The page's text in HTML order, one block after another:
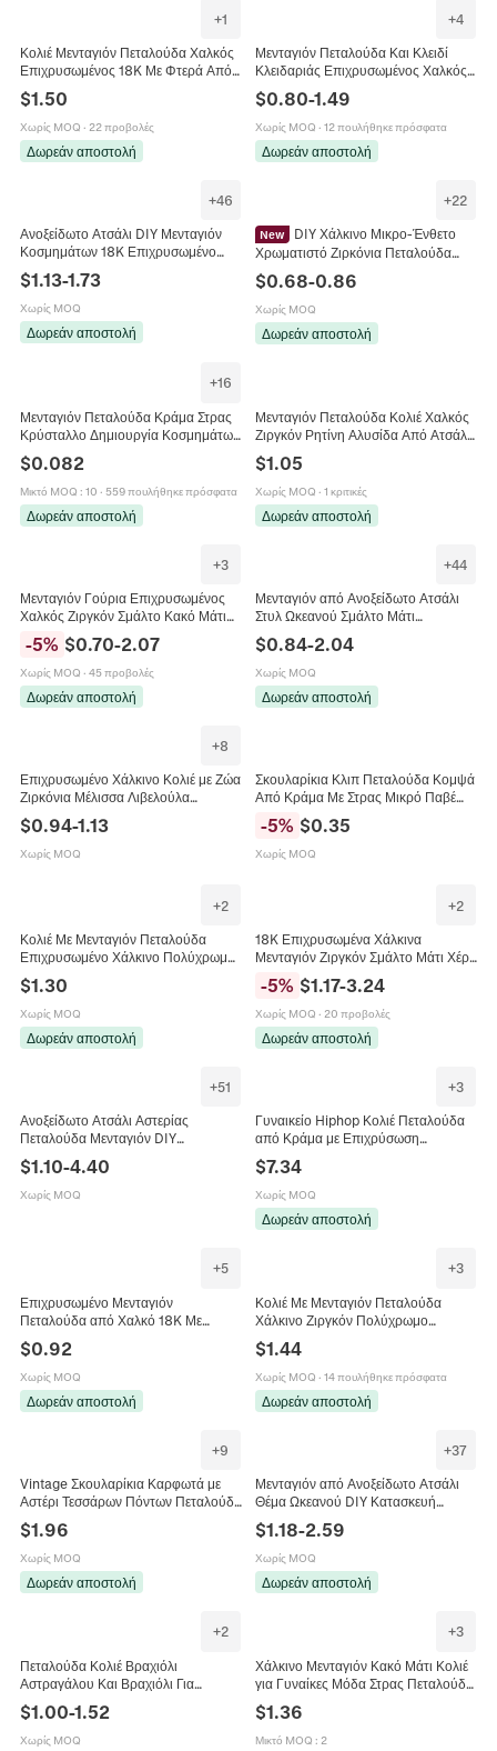
+1
Κολιέ Μενταγιόν Πεταλούδα Χαλκός
Επιχρυσωμένος 18K Με Φτερά Από
Ιριδίζουσα Ρητίνη Και Ζιργκόν
Κομψά Κοσμήματα Γυναίκες
$1.50
Χωρίς MOQ · 22 προβολές
Δωρεάν αποστολή
+4
Μενταγιόν Πεταλούδα Και Κλειδί
Κλειδαριάς Επιχρυσωμένος Χαλκός
18K Πολύχρωμο Ζιργκόν Σμάλτο DIY
Κοσμήματα
$0.80-1.49
Χωρίς MOQ · 12 πουλήθηκε πρόσφατα
Δωρεάν αποστολή
+46
Ανοξείδωτο Ατσάλι DIY Μενταγιόν
Κοσμημάτων 18K Επιχρυσωμένο
Καρδιά Σταυρός Λουλούδι
Πεταλούδα Κοχύλι Charms Γυναίκες
$1.13-1.73
Χωρίς MOQ
Δωρεάν αποστολή
+22
New
DIY Χάλκινο Μικρο-Ένθετο
Χρωματιστό Ζιρκόνια Πεταλούδα
Αστέρι Καρδιά Μενταγιόν Κοσμήματα
Αξεσουάρ για Γυναίκες
$0.68-0.86
Χωρίς MOQ
Δωρεάν αποστολή
+16
Μενταγιόν Πεταλούδα Κράμα Στρας
Κρύσταλλο Δημιουργία Κοσμημάτων
Πολύχρωμα Λαμπερά
$0.082
Μικτό MOQ : 10 · 559 πουλήθηκε πρόσφατα
Δωρεάν αποστολή
Μενταγιόν Πεταλούδα Κολιέ Χαλκός
Ζιργκόν Ρητίνη Αλυσίδα Από Ατσάλι
Για Γυναίκες
$1.05
Χωρίς MOQ · 1 κριτικές
Δωρεάν αποστολή
+3
Μενταγιόν Γούρια Επιχρυσωμένος
Χαλκός Ζιργκόν Σμάλτο Κακό Μάτι
Χέρι Φάτιμα Καρδιά Πεταλούδα Για
Κατασκευή Κοσμημάτων DIY
-5% $0.70-2.07
Χωρίς MOQ · 45 προβολές
Δωρεάν αποστολή
+44
Μενταγιόν από Ανοξείδωτο Ατσάλι
Στυλ Ωκεανού Σμάλτο Μάτι
Πεταλούδα Καρδιά Charm για
Αξεσουάρ Κατασκευής Κοσμημάτων
DIY Δώρο
$0.84-2.04
Χωρίς MOQ
Δωρεάν αποστολή
+8
Επιχρυσωμένο Χάλκινο Κολιέ με Ζώα
Ζιρκόνια Μέλισσα Λιβελούλα
Κολιμπρί Πεταλούδα Charm Κολιέ
Για Γυναίκες
$0.94-1.13
Χωρίς MOQ
Σκουλαρίκια Κλιπ Πεταλούδα Κομψά
Από Κράμα Με Στρας Μικρό Παβέ
Κορεάτικο Στυλ Για Γυναίκες
-5% $0.35
Χωρίς MOQ
+2
Κολιέ Με Μενταγιόν Πεταλούδα
Επιχρυσωμένο Χάλκινο Πολύχρωμο
Ζιργκόν Κομψό Μόδα Κοσμήματα
Για Γυναίκες
$1.30
Χωρίς MOQ
Δωρεάν αποστολή
+2
18K Επιχρυσωμένα Χάλκινα
Μενταγιόν Ζιργκόν Σμάλτο Μάτι Χέρι
Χάμσα Σταυρός Πεταλούδα Για
Κατασκευή Κοσμημάτων DIY
-5% $1.17-3.24
Χωρίς MOQ · 20 προβολές
Δωρεάν αποστολή
+51
Ανοξείδωτο Ατσάλι Αστερίας
Πεταλούδα Μενταγιόν DIY
Κατασκευή Κοσμημάτων Ωκεάνιο
Στυλ Σμάλτο Charms για Κολιέ
Βραχιόλι Γυναικεία Αξεσουάρ
$1.10-4.40
Χωρίς MOQ
+3
Γυναικείο Hiphop Κολιέ Πεταλούδα
από Κράμα με Επιχρύσωση
Επιργύρωση Κουβανέζικη Αλυσίδα
Με Στρας Πολύχρωμο Κρύσταλλο
$7.34
Χωρίς MOQ
Δωρεάν αποστολή
+5
Επιχρυσωμένο Μενταγιόν
Πεταλούδα από Χαλκό 18K Με
Κομψό Κόσμημα Αξεσουάρ για DIY
Κολιέ
$0.92
Χωρίς MOQ
Δωρεάν αποστολή
+3
Κολιέ Με Μενταγιόν Πεταλούδα
Χάλκινο Ζιργκόν Πολύχρωμο
Γυναίκες Μόδα
$1.44
Χωρίς MOQ · 14 πουλήθηκε πρόσφατα
Δωρεάν αποστολή
+9
Vintage Σκουλαρίκια Καρφωτά με
Αστέρι Τεσσάρων Πόντων Πεταλούδα
Με Καρφίτσα από Ασήμι 925 Χαλκός
Ζιργκόν Κοσμήματα για Γυναίκες
Άνδρες
$1.96
Χωρίς MOQ
Δωρεάν αποστολή
+37
Μενταγιόν από Ανοξείδωτο Ατσάλι
Θέμα Ωκεανού DIY Κατασκευή
Κοσμημάτων Σμάλτο Ψάρι Κοχύλι
Πεταλούδα Λουλούδι Κοκοφοίνικας
Στρας Τεχνητό Μαργαριτάρι Κολιέ
$1.18-2.59
Χωρίς MOQ
Δωρεάν αποστολή
+2
Πεταλούδα Κολιέ Βραχιόλι
Αστραγάλου Και Βραχιόλι Για
Κοσμήματα Για Πάρτι Καθημερινή
Φορέστε Δώρο Μόδας
$1.00-1.52
Χωρίς MOQ
+3
Χάλκινο Μενταγιόν Κακό Μάτι Κολιέ
για Γυναίκες Μόδα Στρας Πεταλούδα
Μποέμ Κοσμήματα Δώρο
$1.36
Μικτό MOQ : 2